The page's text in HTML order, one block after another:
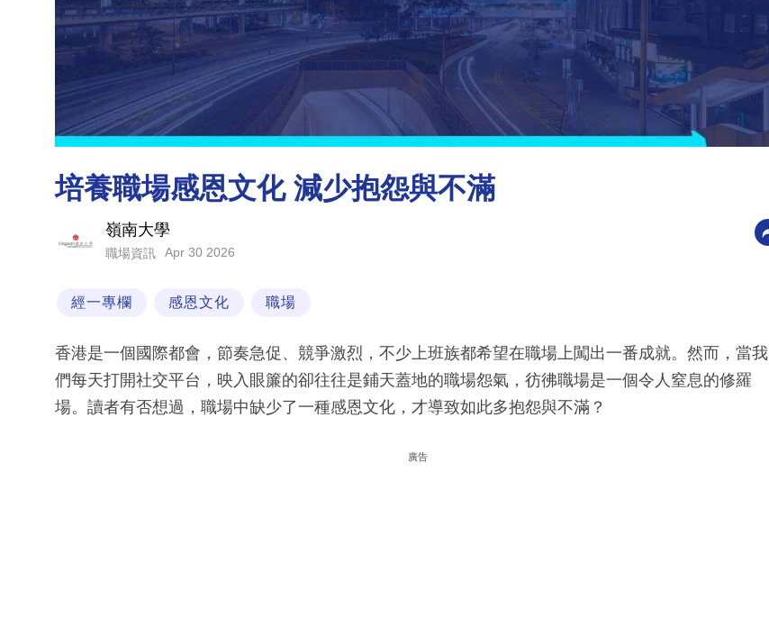
培養職場感恩文化 減少抱怨與不滿
嶺南大學
職場資訊 Apr 30 2026
經一專欄 感恩文化 職場
香港是一個國際都會，節奏急促、競爭激烈，不少上班族都希望在職場上闖出一番成就。然而，當我
們每天打開社交平台，映入眼簾的卻往往是鋪天蓋地的職場怨氣，彷彿職場是一個令人窒息的修羅
場。讀者有否想過，職場中缺少了一種感恩文化，才導致如此多抱怨與不滿？
廣告